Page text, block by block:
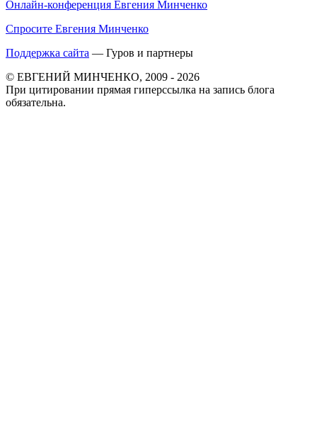
Онлайн-конференция Евгения Минченко
Спросите Евгения Минченко
Поддержка сайта — Гуров и партнеры
© ЕВГЕНИЙ МИНЧЕНКО, 2009 - 2026
При цитировании прямая гиперссылка на запись блога
обязательна.